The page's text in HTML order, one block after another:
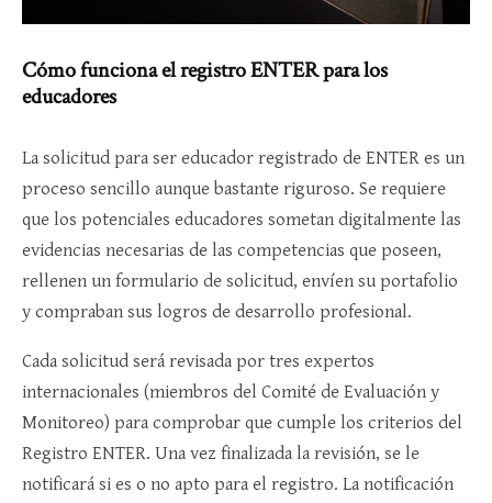
Cómo funciona el registro ENTER para los
educadores
La solicitud para ser educador registrado de ENTER es un
proceso sencillo aunque bastante riguroso. Se requiere
que los potenciales educadores sometan digitalmente las
evidencias necesarias de las competencias que poseen,
rellenen un formulario de solicitud, envíen su portafolio
y compraban sus logros de desarrollo profesional.
Cada solicitud será revisada por tres expertos
internacionales (miembros del Comité de Evaluación y
Monitoreo) para comprobar que cumple los criterios del
Registro ENTER. Una vez finalizada la revisión, se le
notificará si es o no apto para el registro. La notificación